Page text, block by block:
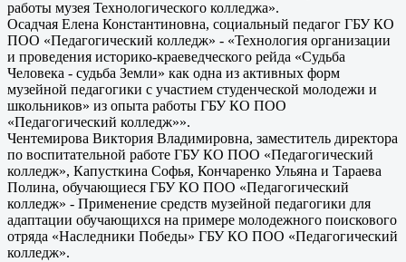
работы музея Технологического колледжа».
Осадчая Елена Константиновна, социальный педагог ГБУ КО
ПОО «Педагогический колледж» - «Технология организации
и проведения историко-краеведческого рейда «Судьба
Человека - судьба Земли» как одна из активных форм
музейной педагогики с участием студенческой молодежи и
школьников» из опыта работы ГБУ КО ПОО
«Педагогический колледж»».
Чентемирова Виктория Владимировна, заместитель директора
по воспитательной работе ГБУ КО ПОО «Педагогический
колледж», Капусткина Софья, Кончаренко Ульяна и Тараева
Полина, обучающиеся ГБУ КО ПОО «Педагогический
колледж» - Применение средств музейной педагогики для
адаптации обучающихся на примере молодежного поискового
отряда «Наследники Победы» ГБУ КО ПОО «Педагогический
колледж».